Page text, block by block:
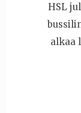
HSL
alkaa